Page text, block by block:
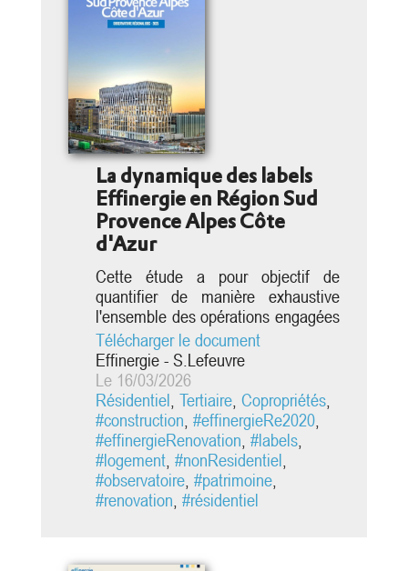
La dynamique des labels
Effinergie en Région Sud
Provence Alpes Côte
d'Azur
Cette étude a pour objectif de
quantifier de manière exhaustive
l'ensemble des opérations engagées
dans un label Effinergie et de
présenter leur dynamique. Elle décrit
le nombre de logement et de
bâtiments engagés dans chaque
label Effinergie, elle identifie leur
déploiement à l'échelle régionale et
départementale, ainsi que le
positionnement de la Région Sud
Provence Alpes...
Télécharger le document
Effinergie - S.Lefeuvre
Le 16/03/2026
Résidentiel Tertiaire, Copropriétés,
#construction #effinergieRe2020,
#effinergieRenovation #labels,
#logement, #nonResidentiel
#observatoire, #patrimoine,
#renovation #résidentiel